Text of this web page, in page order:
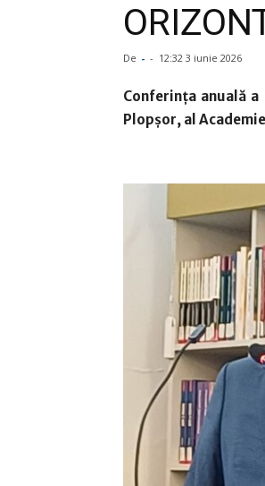
De - - 12:32 3 iunie 2026
Conferința anuală
Plopșor, al